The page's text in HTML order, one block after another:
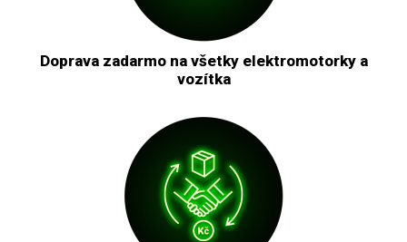
Doprava zadarmo na všetky elektromotorky a
vozítka